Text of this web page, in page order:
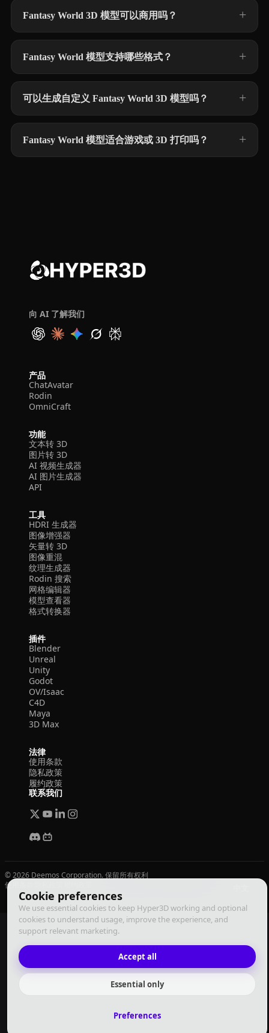
Cookie preferences
We use essential cookies to keep Hyper3D working and optional
cookies to understand usage, improve the experience, and
support relevant marketing.
Accept all
Essential only
Preferences
Fantasy World 3D 模型可以商用吗？
Fantasy World 模型支持哪些格式？
可以生成自定义 Fantasy World 3D 模型吗？
Fantasy World 模型适合游戏或 3D 打印吗？
向 AI 了解我们
产品
ChatAvatar
Rodin
OmniCraft
功能
文本转 3D
图片转 3D
AI 视频生成器
AI 图片生成器
API
工具
HDRI 生成器
图像增强器
矢量转 3D
图像重混
纹理生成器
Rodin 搜索
网格编辑器
模型查看器
格式转换器
插件
Blender
Unreal
Unity
Godot
OV/Isaac
C4D
Maya
3D Max
法律
使用条款
隐私政策
履约政策
联系我们
© 2026 Deemos Corporation. 保留所有权利
使用条款